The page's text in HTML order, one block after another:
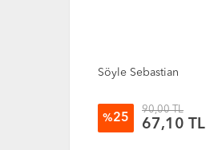
Dünyanın En Büyük
%25
90,00 TL
67,10 TL